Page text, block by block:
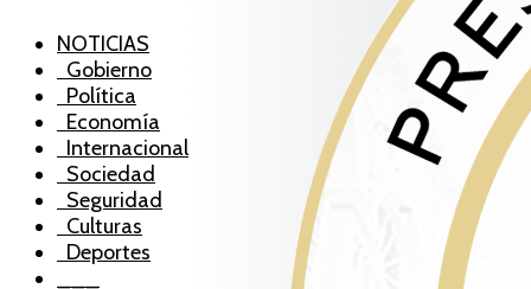
NOTICIAS
Gobierno
Política
Economía
Internacional
Sociedad
Seguridad
Culturas
Deportes